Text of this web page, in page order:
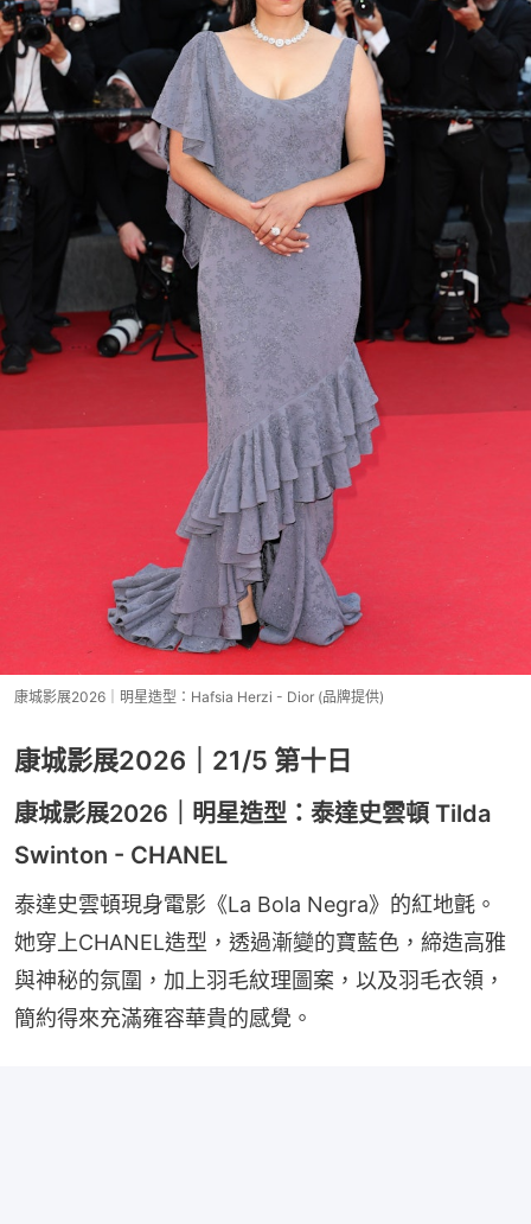
康城影展2026｜明星造型：Hafsia Herzi - Dior (品牌提供)
康城影展2026｜21/5 第十日
康城影展2026｜明星造型：泰達史雲頓 Tilda
Swinton - CHANEL
泰達史雲頓現身電影《La Bola Negra》的紅地氈。
她穿上CHANEL造型，透過漸變的寶藍色，締造高雅
與神秘的氛圍，加上羽毛紋理圖案，以及羽毛衣領，
簡約得來充滿雍容華貴的感覺。